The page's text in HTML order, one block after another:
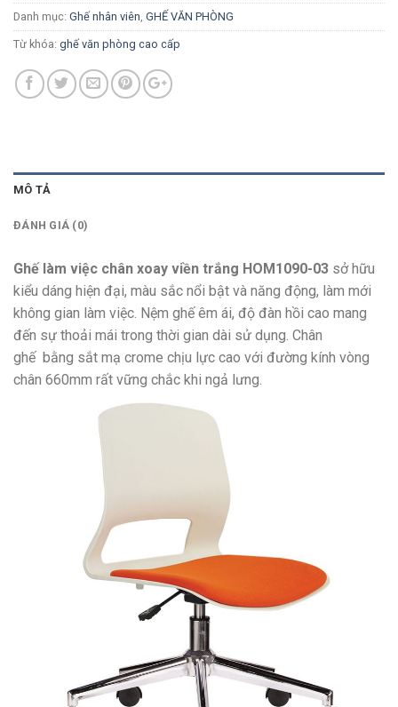
Danh mục: Ghế nhân viên, GHẾ VĂN PHÒNG
Từ khóa: ghế văn phòng cao cấp
MÔ TẢ
ĐÁNH GIÁ (0)
Ghế làm việc chân xoay viền trắng HOM1090-03 sở hữu
kiểu dáng hiện đại, màu sắc nổi bật và năng động, làm mới
không gian làm việc. Nệm ghế êm ái, độ đàn hồi cao mang
đến sự thoải mái trong thời gian dài sử dụng. Chân
ghế bằng sắt mạ crome chịu lực cao với đường kính vòng
chân 660mm rất vững chắc khi ngả lưng.